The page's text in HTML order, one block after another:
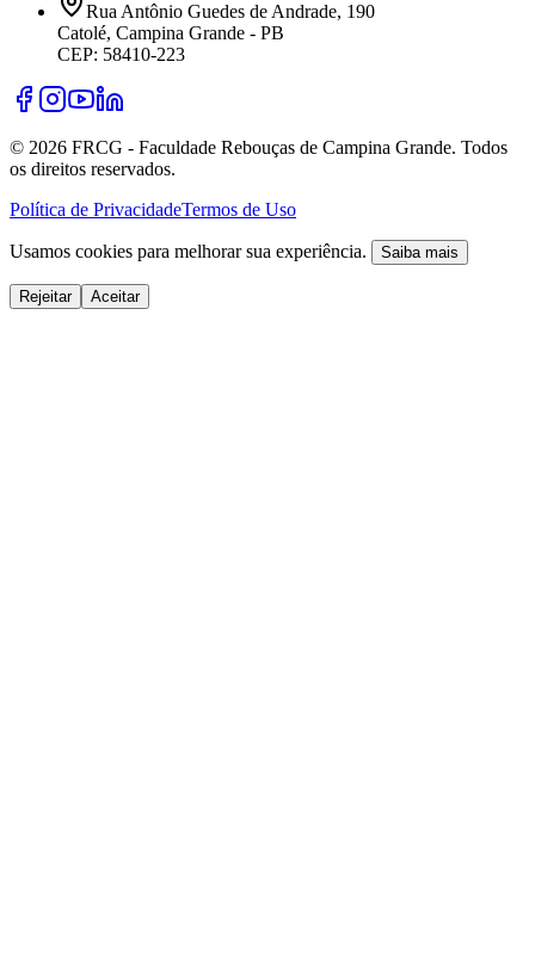
Rua Antônio Guedes de Andrade, 190
Catolé, Campina Grande - PB
CEP: 58410-223
© 2026 FRCG - Faculdade Rebouças de Campina Grande. Todos
os direitos reservados.
Política de PrivacidadeTermos de Uso
Usamos cookies para melhorar sua experiência. Saiba mais
Rejeitar Aceitar